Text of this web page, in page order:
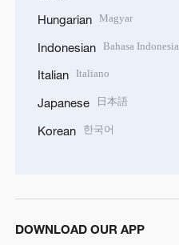
Hungarian Magyar
Indonesian Bahasa Indonesia
Italian Italiano
Japanese 日本語
Korean 한국어
DOWNLOAD OUR APP